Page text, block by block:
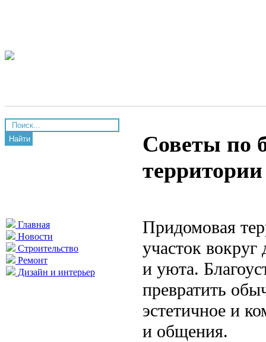
Найти
Главная
Новости
Строительство
Ремонт
Дизайн и интерьер
Советы по
территории
Придомовая
участок
и уюта.
превратить
эстетичное и
и общения.